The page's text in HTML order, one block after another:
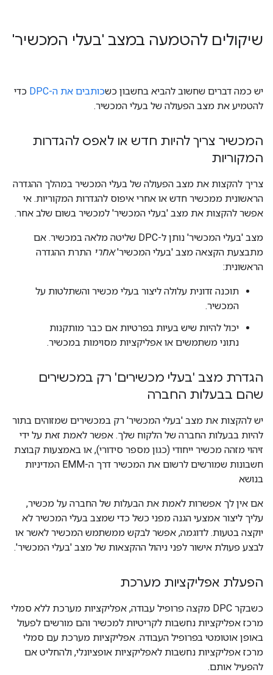
שיקולים להטמעה במצב 'בעלי המכשיר'
יש כמה דברים שחשוב להביא בחשבון כשכותבים את ה-DPC
כדי
להטמיע את מצב הפעולה של בעלי המכשיר.
המכשיר צריך להיות חדש או לאפס להגדרות
המקוריות
צריך להקצות את מצב הפעולה של בעלי המכשיר במהלך ההגדרה
הראשונית ממכשיר חדש או אחרי איפוס להגדרות המקוריות. אי
אפשר להקצות את מצב 'בעלי המכשיר' למכשיר בשום שלב אחר.
מצב 'בעלי המכשיר' נותן ל-DPC שליטה מלאה במכשיר. אם
מתבצעת הקצאה מצב 'בעלי המכשיר'אחרי התרת ההגדרה
הראשונית:
תוכנה זדונית עלולה ליצור בעלי מכשיר והשתלטות על
המכשיר.
יכול להיות שיש בעיות בפרטיות אם כבר מותקנות
נתוני משתמשים או אפליקציות מסוימות במכשיר.
הגדרת מצב 'בעלי מכשירים' רק במכשירים
שהם בבעלות החברה
יש להקצות את מצב 'בעלי המכשיר' רק במכשירים שמזוהים בתור
להיות בבעלות החברה של הלקוח שלך. אפשר לאמת זאת על ידי
זיהוי מזהה מכשיר ייחודי (כגון מספר סידורי), או באמצעות קבוצת
חשבונות שמורשים לרשום את המכשיר דרך ה-EMM המדיניות
בנושא
אם אין לך אפשרות לאמת את הבעלות של החברה על מכשיר,
עליך ליצור אמצעי הגנה מפני כשל כדי שמצב בעלי המכשיר לא
יוקצה בטעות. לדוגמה, אפשר לבקש ממשתמש המכשיר לאשר או
לבצע פעולת אישור לפני ניהול ההקצאות של מצב 'בעלי המכשיר'.
הפעלת אפליקציות מערכת
כשבקר DPC מקצה פרופיל עבודה, אפליקציות מערכת ללא סמלי
מרכז אפליקציות נחשבות לקריטיות למכשיר והם מורשים לפעול
באופן אוטומטי בפרופיל העבודה. אפליקציות מערכת עם סמלי
מרכז אפליקציות נחשבות לאפליקציות אופציונלי, ולהחליט אם
להפעיל אותם.